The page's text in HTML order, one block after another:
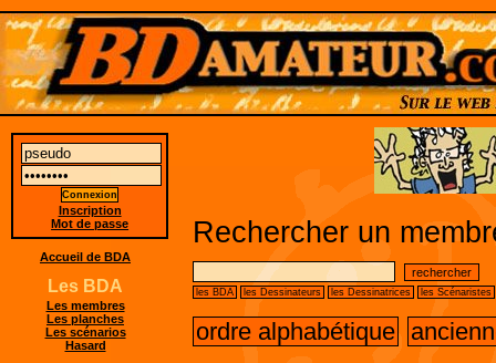
Rechercher un
les BDA les Dessinateurs les Dessinatrices les Scénaristes
ordre alphabétique
Inscription
Mot de passe
Accueil de BDA
Les BDA
Les membres
Les planches
Les scénarios
Hasard